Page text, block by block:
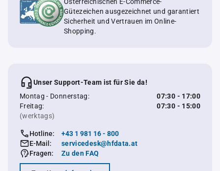
Gütezeichen ausgezeichnet und garantiert
Sicherheit und Vertrauen im Online-
Shopping.
Unser Support-Team ist für Sie da!
Montag - Donnerstag:
07:30 - 17:00
Freitag:
07:30 - 15:00
(werktags)
Hotline:
+43 1 981 16 - 800
E-Mail:
servicedesk@hfdata.at
Fragen:
Zu den FAQ